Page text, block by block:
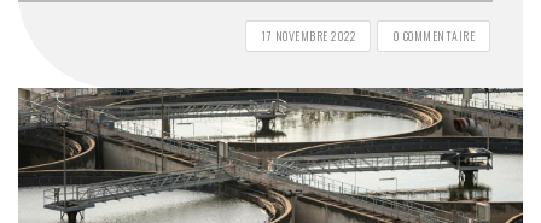
17 NOVEMBRE 2022 0 COMMENTAIRE